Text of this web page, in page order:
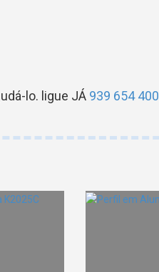
lo. ligue JÁ 939 654 400